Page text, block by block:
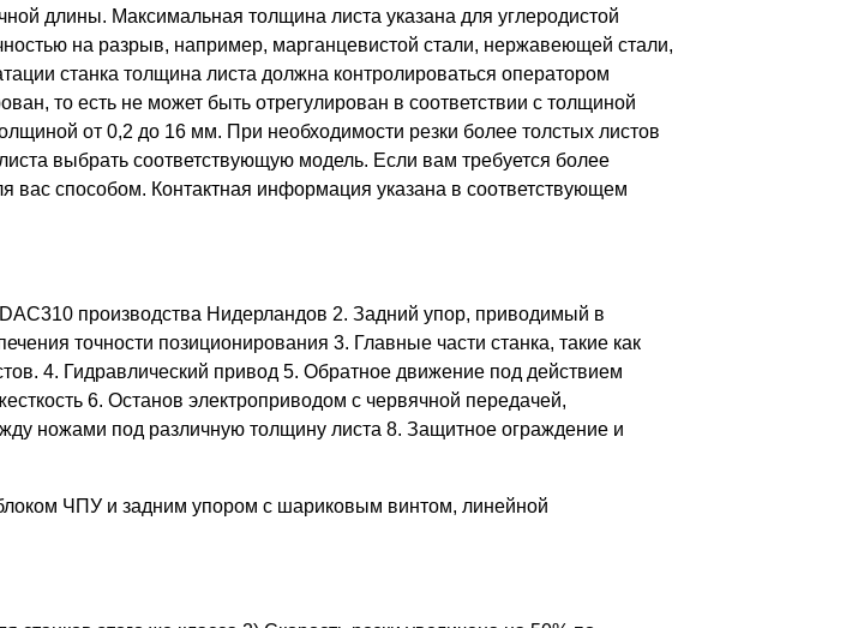
длины. Максимальная толщина листа указана для углеродистой
на разрыв, например, марганцевистой стали, нержавеющей стали,
станка толщина листа должна контролироваться оператором
то есть не может быть отрегулирован в соответствии с толщиной
от 0,2 до 16 мм. При необходимости резки более толстых листов
выбрать соответствующую модель. Если вам требуется более
способом. Контактная информация указана в соответствующем
производства Нидерландов 2. Задний упор, приводимый в
точности позиционирования 3. Главные части станка, такие как
4. Гидравлический привод 5. Обратное движение под действием
6. Останов электроприводом с червячной передачей,
ножами под различную толщину листа 8. Защитное ограждение и
ЧПУ и задним упором с шариковым винтом, линейной